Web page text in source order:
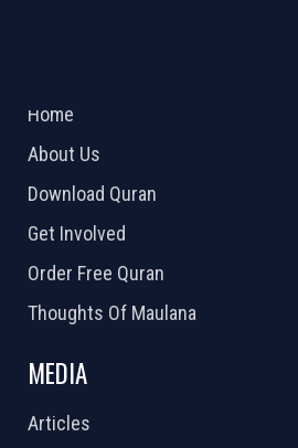
Home
About Us
Download Quran
Get Involved
Order Free Quran
Thoughts Of Maulana
MEDIA
Articles